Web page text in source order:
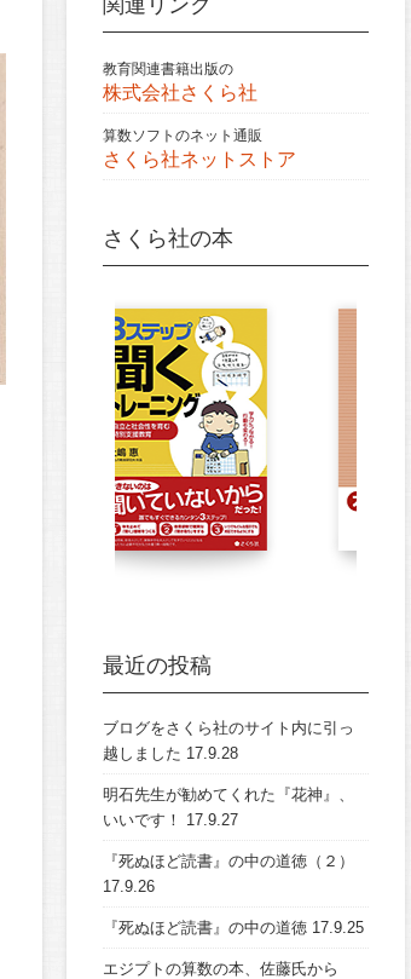
関連リンク
教育関連書籍出版の
株式会社さくら社
算数ソフトのネット通販
さくら社ネットストア
さくら社の本
最近の投稿
ブログをさくら社のサイト内に引っ
越しました 17.9.28
明石先生が勧めてくれた『花神』、
いいです！
17.9.27
『死ぬほど読書』の中の道徳（２）
17.9.26
『死ぬほど読書』の中の道徳 17.9.25
エジプトの算数の本、佐藤氏から